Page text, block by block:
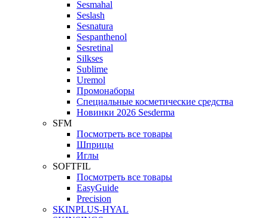
Sesmahal
Seslash
Sesnatura
Sespanthenol
Sesretinal
Silkses
Sublime
Uremol
Промонаборы
Специальные косметические средства
Новинки 2026 Sesderma
SFM
Посмотреть все товары
Шприцы
Иглы
SOFTFIL
Посмотреть все товары
EasyGuide
Precision
SKINPLUS-HYAL